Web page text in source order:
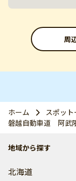
周
ホーム
スポッ
磐越自動車道 阿武
地域から探す
北海道